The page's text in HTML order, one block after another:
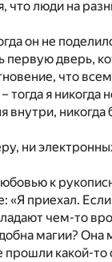
что люди на
он не
дверь,
что
я никогда
внутри, никогда
ни
к
«Я приехал.
чем-то
магии?
какой-то